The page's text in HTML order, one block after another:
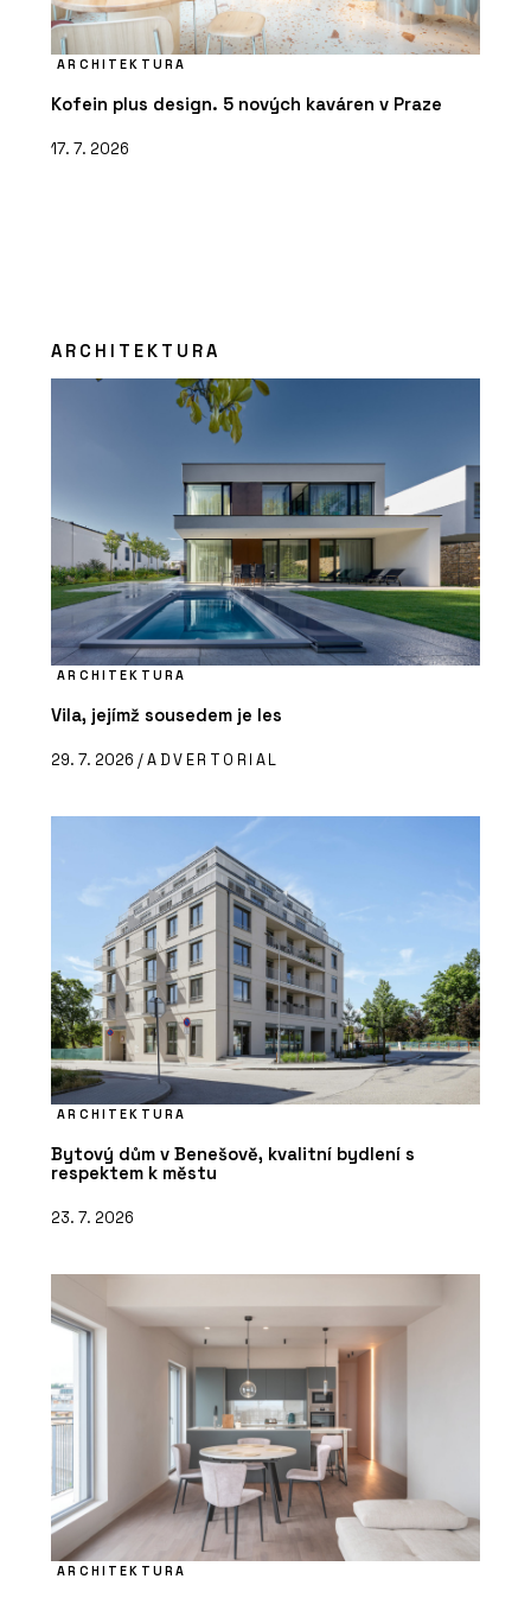
ARCHITEKTURA
Kofein plus design. 5 nových kaváren v Praze
17. 7. 2026
ARCHITEKTURA
ARCHITEKTURA
Vila, jejímž sousedem je les
29. 7. 2026 /ADVERTORIAL
ARCHITEKTURA
Bytový dům v Benešově, kvalitní bydlení s
respektem k městu
23. 7. 2026
ARCHITEKTURA